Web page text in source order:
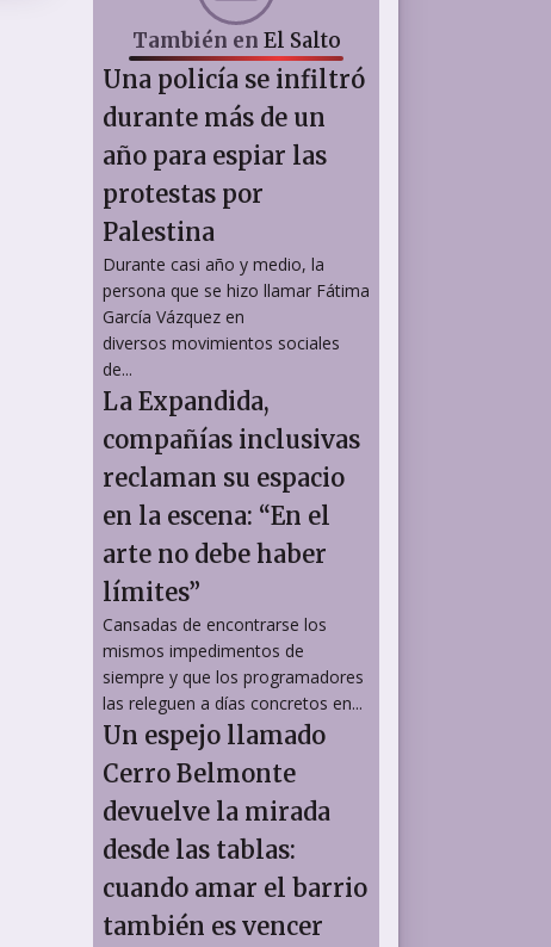
También en El Salto
Una policía se infiltró
durante más de un
año para espiar las
protestas por
Palestina
Durante casi año y medio, la
persona que se hizo llamar Fátima
García Vázquez en
diversos movimientos sociales
de...
La Expandida,
compañías inclusivas
reclaman su espacio
en la escena: “En el
arte no debe haber
límites”
Cansadas de encontrarse los
mismos impedimentos de
siempre y que los programadores
las releguen a días concretos en...
Un espejo llamado
Cerro Belmonte
devuelve la mirada
desde las tablas:
cuando amar el barrio
también es vencer